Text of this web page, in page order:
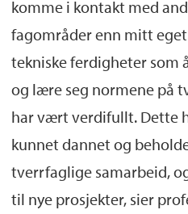
komme i kontakt med
fagområder enn mitt
tekniske ferdigheter som
og lære seg normene på
har vært verdifullt. Dette
kunnet dannet og
tverrfaglige samarbeid,
til nye prosjekter, sier